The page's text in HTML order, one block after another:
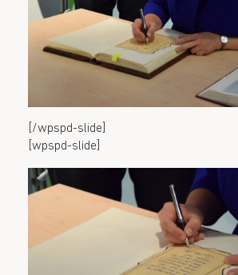
[/wpspd-slide]
[wpspd-slide]